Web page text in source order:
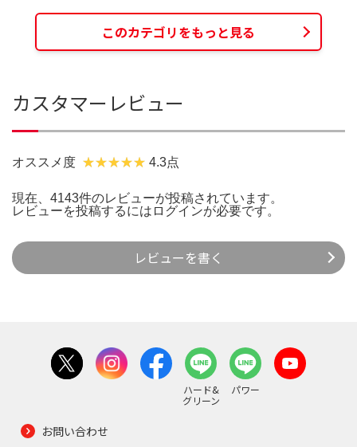
このカテゴリをもっと見る
カスタマーレビュー
オススメ度 4.3点
現在、4143件のレビューが投稿されています。
レビューを投稿するには ログインが必要です。
レビューを書く
ハード&
グリーン
パワー
お問い合わせ